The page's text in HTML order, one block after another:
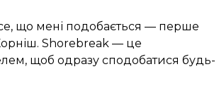
що мені подобається — перше
Shorebreak — це
щоб одразу сподобатися будь-